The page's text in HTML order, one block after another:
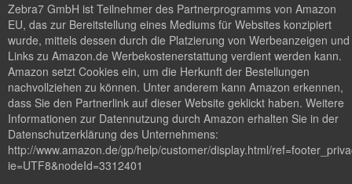
Zebra7 GmbH ist Teilnehmer des Partnerprogramms von Amazon
EU, das zur Bereitstellung eines Mediums für Websites konzipiert
wurde, mittels dessen durch die Platzierung von Werbeanzeigen und
Links zu Amazon.de Werbekostenerstattung verdient werden kann.
Amazon setzt Cookies ein, um die Herkunft der Bestellungen
nachvollziehen zu können. Unter anderem kann Amazon erkennen,
dass Sie den Partnerlink auf dieser Website geklickt haben. Weitere
Informationen zur Datennutzung durch Amazon erhalten Sie in der
Datenschutzerklärung des Unternehmens:
http://www.amazon.de/gp/help/customer/display.html/
ie=UTF8&nodeId=3312401